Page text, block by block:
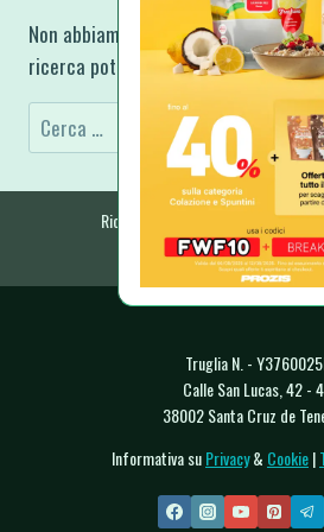
Non abbiamo trovato ciò che stai
ricerca potrebbe aiutarti.
Ricerca
per:
Ricette Fit e Light Ricette A-Z
Raccolte & Guide
Chi Sono
Truglia N. -
Calle San Lucas, 42 -
38002 Santa Cruz de
Informativa suPrivacy& Cookie|